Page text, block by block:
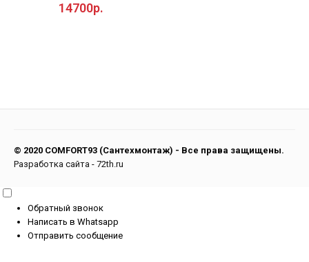
14700р.
© 2020 COMFORT93 (Сантехмонтаж) - Все права защищены.
Разработка сайта - 72th.ru
Обратный звонок
Написать в Whatsapp
Отправить сообщение